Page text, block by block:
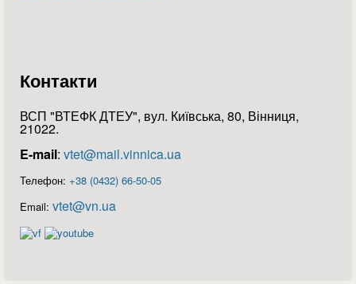
Контакти
ВСП "ВТЕФК ДТЕУ", вул. Київська, 80, Вінниця,
21022.
E-mail: vtet@mail.vinnica.ua
Телефон: +38 (0432) 66-50-05
Email: vtet@vn.ua